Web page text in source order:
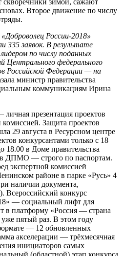
Второе движение по числу
России-2018»
335 заявок. В результате
по числу поданных
Центрального федерального
Российской Федерации — на
министр правительства
коммуникациям Ирина
презентация проектов
комиссией. Защита проектов
29 августа в Ресурсном центре
конкурсантами только с 18
18.00 в Доме правительства
в ДПМО — строго по паспортам.
экспертной комиссией
районе в парке «Русь» 4
наличии документа,
Всероссийский конкурс
— социальный лифт для
в платформу «Россия — страна
пятый раз. В этом году
— 12 обновленных
акселерации — трёхмесячная
инициаторов самых
(областной) этап конкурса